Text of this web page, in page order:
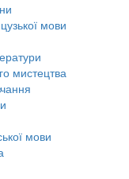
мови
мистецтва
мови